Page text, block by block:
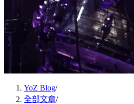
YoZ Blog/
全部文章/